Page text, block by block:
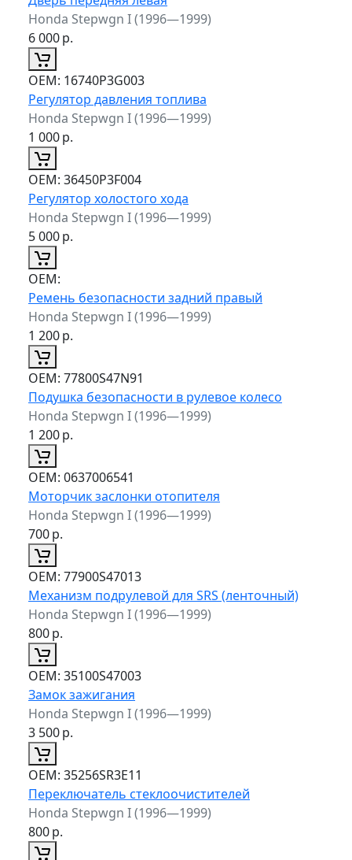
Honda Stepwgn I (1996—1999)
6 000р.
ОЕМ: 16740P3G003
Регулятор давления топлива
Honda Stepwgn I (1996—1999)
1 000р.
ОЕМ: 36450P3F004
Регулятор холостого хода
Honda Stepwgn I (1996—1999)
5 000р.
ОЕМ:
Ремень безопасности задний правый
Honda Stepwgn I (1996—1999)
1 200р.
ОЕМ: 77800S47N91
Подушка безопасности в рулевое колесо
Honda Stepwgn I (1996—1999)
1 200р.
ОЕМ: 0637006541
Моторчик заслонки отопителя
Honda Stepwgn I (1996—1999)
700р.
ОЕМ: 77900S47013
Механизм подрулевой для SRS (ленточный)
Honda Stepwgn I (1996—1999)
800р.
ОЕМ: 35100S47003
Замок зажигания
Honda Stepwgn I (1996—1999)
3 500р.
ОЕМ: 35256SR3E11
Переключатель стеклоочистителей
Honda Stepwgn I (1996—1999)
800р.